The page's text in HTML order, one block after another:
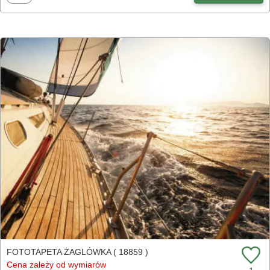
FOTOTAPETA ŻAGLÓWKA ( 18859 )
Cena zależy od wymiarów